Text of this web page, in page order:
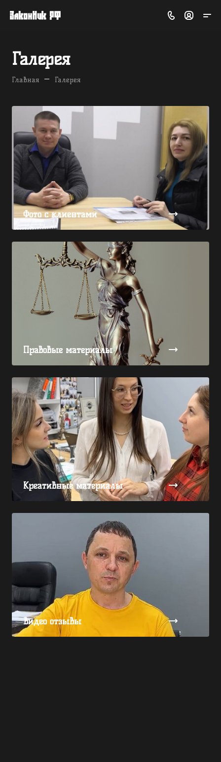
Галерея
Главная — Галерея
Фото с клиентами
Правовые материалы
Креативные материалы
Видео отзывы